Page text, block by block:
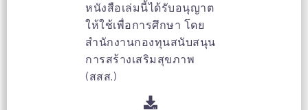
หนังสือเล่มนี้ได้รับอนุญาต
ให้ใช้เพื่อการศึกษา โดย
สำนักงานกองทุนสนับสนุน
การสร้างเสริมสุขภาพ
(สสส.)